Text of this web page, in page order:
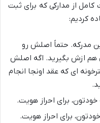
از مدارکی که برای ثبت
کردیم:
مدرکه. حتماً اصلش رو
هم ازش بگیرید. اگه اصلش
ای که عقد اونجا انجام
برای احراز هویت.
برای احراز هویت.